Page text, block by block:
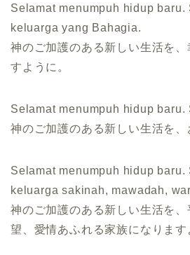
Selamat menumpuh hidup baru.
keluarga yang Bahagia.
神のご加護のある新しい生活を、
すように。
Selamat menumpuh hidup baru.
神のご加護のある新しい生活を、
Selamat menumpuh hidup baru.
keluarga sakinah, mawadah,
神のご加護のある新しい生活を
望、愛情あふれる家族になります